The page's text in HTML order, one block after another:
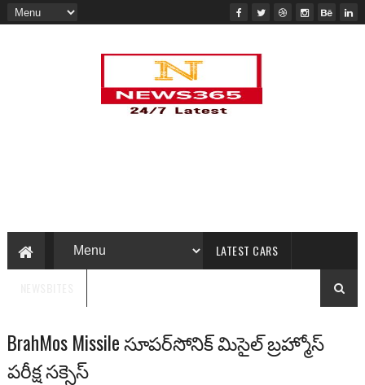
LATEST CARS
BrahMos Missile సూపర్‌సోనిక్ మిసైల్ బ్రహ్మోస్‌
పరీక్ష సక్సెస్